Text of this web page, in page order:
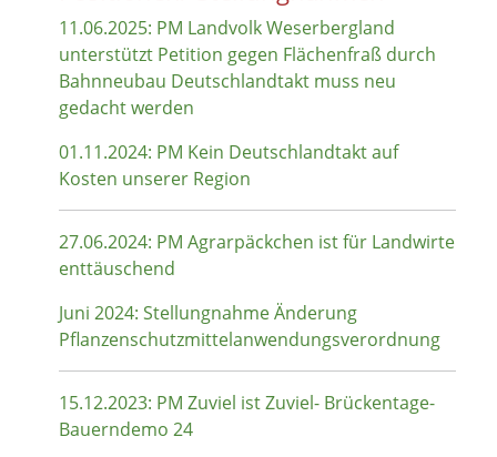
11.06.2025: PM Landvolk Weserbergland
unterstützt Petition gegen Flächenfraß durch
Bahnneubau Deutschlandtakt muss neu
gedacht werden
01.11.2024: PM Kein Deutschlandtakt auf
Kosten unserer Region
27.06.2024: PM Agrarpäckchen ist für Landwirte
enttäuschend
Juni 2024: Stellungnahme Änderung
Pflanzenschutzmittelanwendungsverordnung
15.12.2023: PM Zuviel ist Zuviel- Brückentage-
Bauerndemo 24